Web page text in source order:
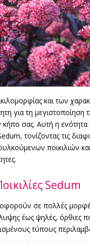
και των
για τη μεγιστοποίηση
κήπο σας. Αυτή η ενότητα
τονίζοντας τις
ποικιλιών
Sedum
σε πολλές
έως ψηλές, όρθιες
τύπους